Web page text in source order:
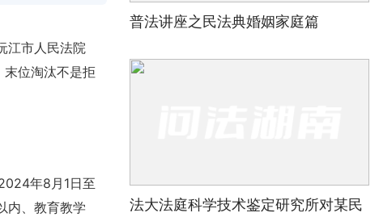
江市人民法院
末位淘汰不是拒
年8月1日至
内、教育教学
普法讲座之民法典婚姻家庭篇
法大法庭科学技术鉴定研究所对某民